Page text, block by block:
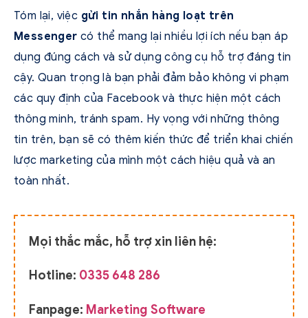
Tóm lại, việc gửi tin nhắn hàng loạt trên
Messenger có thể mang lại nhiều lợi ích nếu bạn áp
dụng đúng cách và sử dụng công cụ hỗ trợ đáng tin
cậy. Quan trọng là bạn phải đảm bảo không vi phạm
các quy định của Facebook và thực hiện một cách
thông minh, tránh spam. Hy vọng với những thông
tin trên, bạn sẽ có thêm kiến thức để triển khai chiến
lược marketing của mình một cách hiệu quả và an
toàn nhất.
Mọi thắc mắc, hỗ trợ xin liên hệ:
Hotline: 0335 648 286
Fanpage: Marketing Software